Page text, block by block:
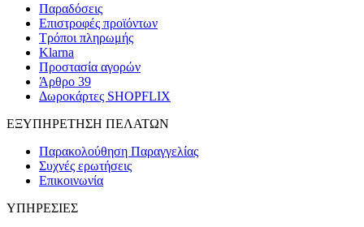
Παραδόσεις
Επιστροφές προϊόντων
Τρόποι πληρωμής
Klarna
Προστασία αγορών
Άρθρο 39
Δωροκάρτες SHOPFLIX
ΕΞΥΠΗΡΕΤΗΣΗ ΠΕΛΑΤΩΝ
Παρακολούθηση Παραγγελίας
Συχνές ερωτήσεις
Επικοινωνία
ΥΠΗΡΕΣΙΕΣ